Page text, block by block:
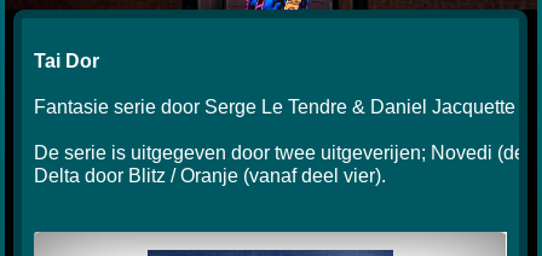
Tai Dor
Fantasie serie door Serge Le Tendre & Daniel Jacquette
De serie is uitgegeven door twee uitgeverijen; Novedi
Delta door Blitz / Oranje (vanaf deel vier).